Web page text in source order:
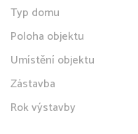
Typ domu
Poloha objektu
Umístění objektu
Zástavba
Rok výstavby